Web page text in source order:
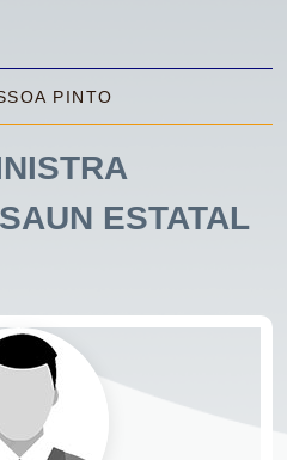
PINTO
ESTATAL